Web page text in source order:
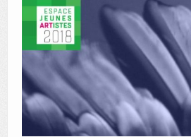
MUSÉE GRÉTRY
MUSÉE DU LUMINAIRE
FONDS PATRIMONIAUX
AUTRES LIEUX
ANIMATIONS DES MUSÉES